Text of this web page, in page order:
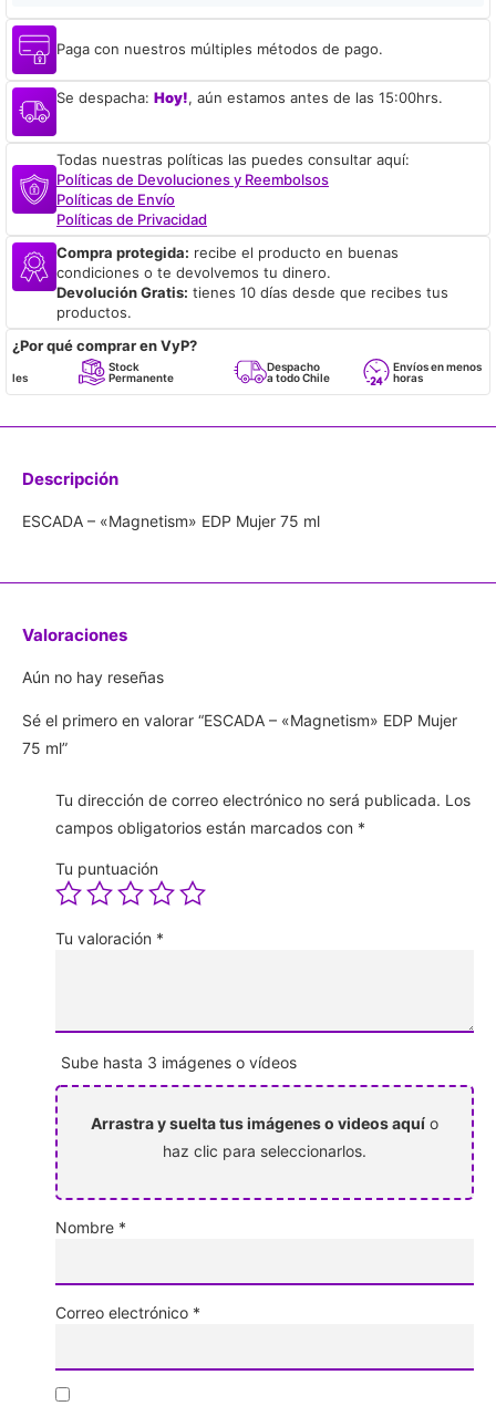
Paga con nuestros múltiples métodos de pago.
Se despacha: Hoy!, aún estamos antes de las 15:00hrs.
Todas nuestras políticas las puedes consultar aquí:
Políticas de Devoluciones y Reembolsos
Políticas de Envío
Políticas de Privacidad
Compra protegida: recibe el producto en buenas
condiciones o te devolvemos tu dinero.
Devolución Gratis: tienes 10 días desde que recibes tus
productos.
¿Por qué comprar en VyP?
Stock
Permanente
Despacho
a todo Chile
Envíos en menos de 24
horas
Descripción
ESCADA – «Magnetism» EDP Mujer 75 ml
Valoraciones
Aún no hay reseñas
Sé el primero en valorar “ESCADA – «Magnetism» EDP Mujer
75 ml”
Tu dirección de correo electrónico no será publicada. Los
campos obligatorios están marcados con *
Tu puntuación
Tu valoración *
Sube hasta 3 imágenes o vídeos
Arrastra y suelta tus imágenes o videos aquí o
haz clic para seleccionarlos.
Nombre *
Correo electrónico *